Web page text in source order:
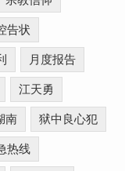
告状
月度报告
江天勇
南 狱中良心犯
热线